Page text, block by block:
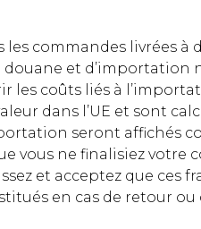
commandes livrées à
douane et
les coûts liés à
dans l’UE et sont
seront affichés
vous ne finalisiez votre
et acceptez que ces
en cas de retour ou